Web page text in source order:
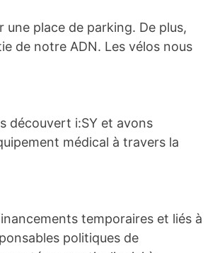
place de parking. De plus,
de notre ADN. Les vélos nous
découvert i:SY et avons
médical à travers la
temporaires et liés à
politiques de